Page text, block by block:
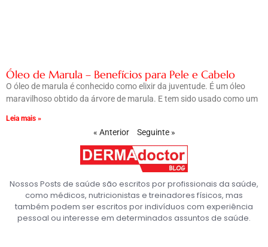
Óleo de Marula – Benefícios para Pele e Cabelo
O óleo de marula é conhecido como elixir da juventude. É um óleo
maravilhoso obtido da árvore de marula. E tem sido usado como um
Leia mais »
« Anterior Seguinte »
Nossos Posts de saúde são escritos por profissionais da saúde,
como médicos, nutricionistas e treinadores físicos, mas
também podem ser escritos por indivíduos com experiência
pessoal ou interesse em determinados assuntos de saúde.